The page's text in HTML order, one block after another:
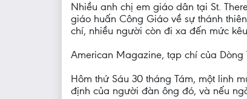
Nhiều anh chị em giáo dân tại St.
giáo huấn Công Giáo về sự thánh
chí, nhiều người còn đi xa đến mức
American Magazine, tạp chí của
Hôm thứ Sáu 30 tháng Tám, một linh
định của người đàn ông đó, và nếu